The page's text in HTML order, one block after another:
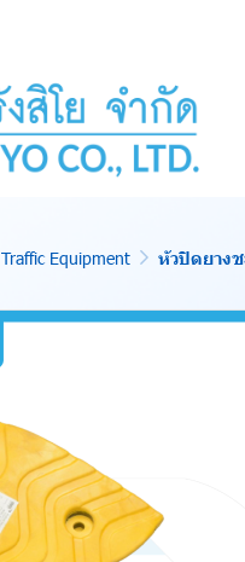
Traffic Equipment หัวปิดยางช